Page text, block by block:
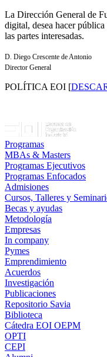
La Dirección General de
digital, desea hacer
las partes interesadas.
D. Diego Crescente de Antonio
Director General
POLÍTICA EOI [
Programas
MBAs & Masters
Programas Ejecutivos
Programas Enfocados
Admisiones
Cursos, Talleres y
Becas y ayudas
Metodología
Empresas
In company
Pymes
Emprendimiento
Acuerdos
Investigación
Publicaciones
Repositorio Savia
Biblioteca
Cátedra EOI OEPM
OPTI
CEPI